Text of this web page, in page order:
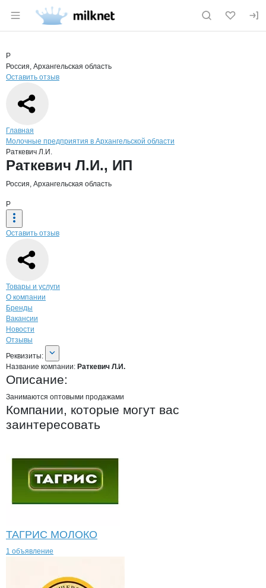
Раздел навигации по сайту milknet.ru
Страница компании
Страница компании
Краткая информация о компании
Р
Россия, Архангельская область
Оставить отзыв
Навигация по сайту
Главная
Молочные предприятия в Архангельской области
Раткевич Л.И.
Основная информация о компании
Раткевич Л.И., ИП
Россия, Архангельская область
Р
Оставить отзыв
Навигация по странице
Товары и услуги
О компании
Бренды
Вакансии
Новости
Отзывы
О компании
Реквизиты
Реквизиты:
Название компании: Раткевич Л.И.
Описание:
Занимаются оптовыми продажами
Компании, которые могут вас
заинтересовать
ТАГРИС МОЛОКО
1 объявление